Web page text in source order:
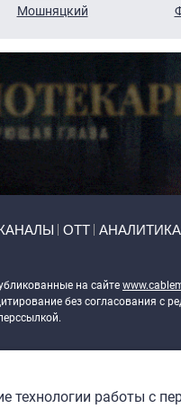
Мошняцкий
ОТТ АНАЛИТИКА
на сайте
без согласования с
технологии работы с